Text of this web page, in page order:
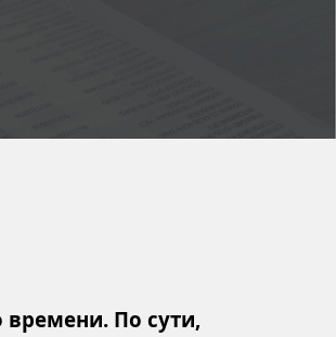
времени. По сути,